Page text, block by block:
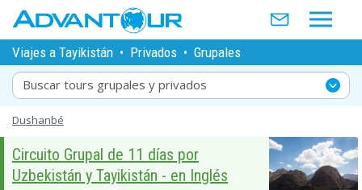
Viajes a Tayikistán • Privados • Grupales
Buscar tours grupales y privados
Dushanbé
Circuito Grupal de 11 días por
Uzbekistán y Tayikistán - en Inglés